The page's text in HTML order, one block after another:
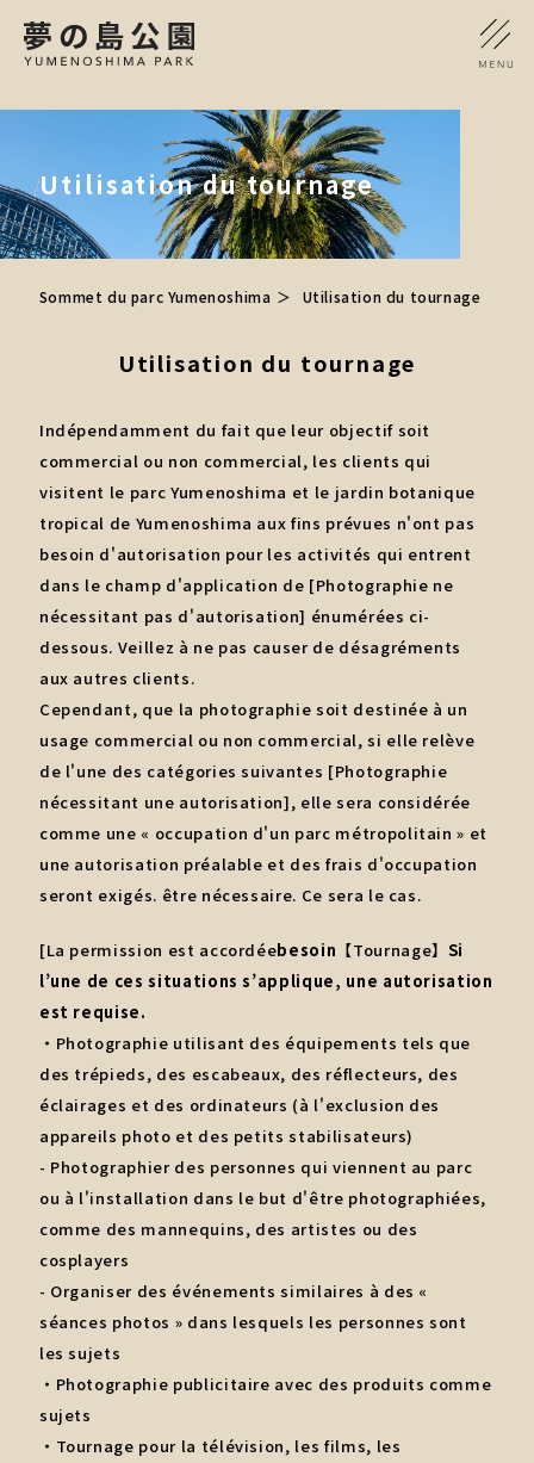
Utilisation du tournage
Sommet du parc Yumenoshima Utilisation du tournage
Utilisation du tournage
Indépendamment du fait que leur objectif soit
commercial ou non commercial, les clients qui
visitent le parc Yumenoshima et le jardin botanique
tropical de Yumenoshima aux fins prévues n'ont pas
besoin d'autorisation pour les activités qui entrent
dans le champ d'application de [Photographie ne
nécessitant pas d'autorisation] énumérées ci-
dessous. Veillez à ne pas causer de désagréments
aux autres clients.
Cependant, que la photographie soit destinée à un
usage commercial ou non commercial, si elle relève
de l'une des catégories suivantes [Photographie
nécessitant une autorisation], elle sera considérée
comme une « occupation d'un parc métropolitain » et
une autorisation préalable et des frais d'occupation
seront exigés. être nécessaire. Ce sera le cas.
[La permission est accordéebesoin 【Tournage】 Si
l’une de ces situations s’applique, une autorisation
est requise.
・Photographie utilisant des équipements tels que
des trépieds, des escabeaux, des réflecteurs, des
éclairages et des ordinateurs (à l'exclusion des
appareils photo et des petits stabilisateurs)
- Photographier des personnes qui viennent au parc
ou à l'installation dans le but d'être photographiées,
comme des mannequins, des artistes ou des
cosplayers
- Organiser des événements similaires à des «
séances photos » dans lesquels les personnes sont
les sujets
・Photographie publicitaire avec des produits comme
sujets
・Tournage pour la télévision, les films, les